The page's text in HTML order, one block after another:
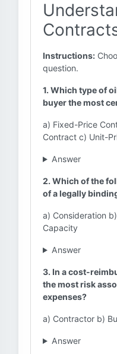
Instructions:
question.
1. Which type of
buyer the most
a) Fixed-Price
Contract c) Unit-
Answer
2. Which of the
of a legally
a) Consideration
Capacity
Answer
3. In a cost-
the most risk
expenses?
a) Contractor b)
Answer